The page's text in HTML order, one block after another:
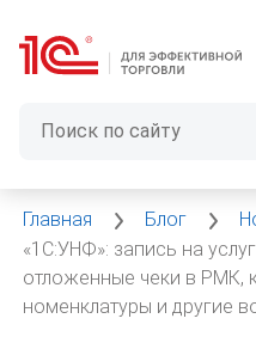
Главная Блог
«1С:УНФ»: запись на
отложенные чеки в РМК,
номенклатуры и другие